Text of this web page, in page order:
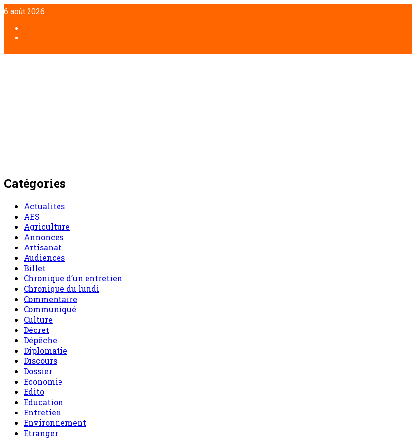
Aller
au
contenu
6 août 2026
Catégories
Actualités
AES
Agriculture
Annonces
Artisanat
Audiences
Billet
Chronique d’un entretien
Chronique du lundi
Commentaire
Communiqué
Culture
Décret
Dépêche
Diplomatie
Discours
Dossier
Economie
Edito
Education
Entretien
Environnement
Etranger